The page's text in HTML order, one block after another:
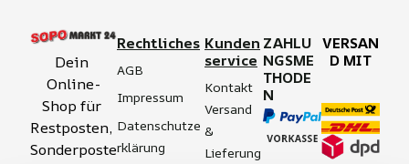
Dein
Online-
Shop für
Restposten,
Sonderposte
Rechtliches
AGB
Impressum
Datenschutze
rklärung
Kunden
service
Kontakt
Versand
&
Lieferung
ZAHLU
NGSME
THODE
N
VERSAN
D MIT